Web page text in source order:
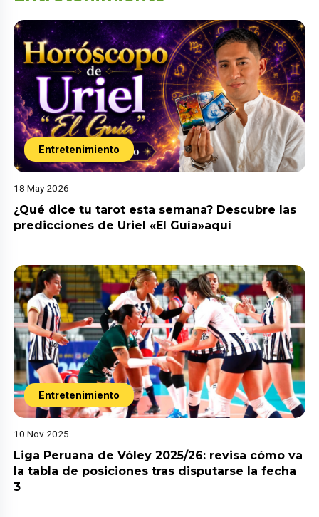
Entretenimiento
18 May 2026
¿Qué dice tu tarot esta semana? Descubre las
predicciones de Uriel «El Guía»aquí
Entretenimiento
10 Nov 2025
Liga Peruana de Vóley 2025/26: revisa cómo va
la tabla de posiciones tras disputarse la fecha
3